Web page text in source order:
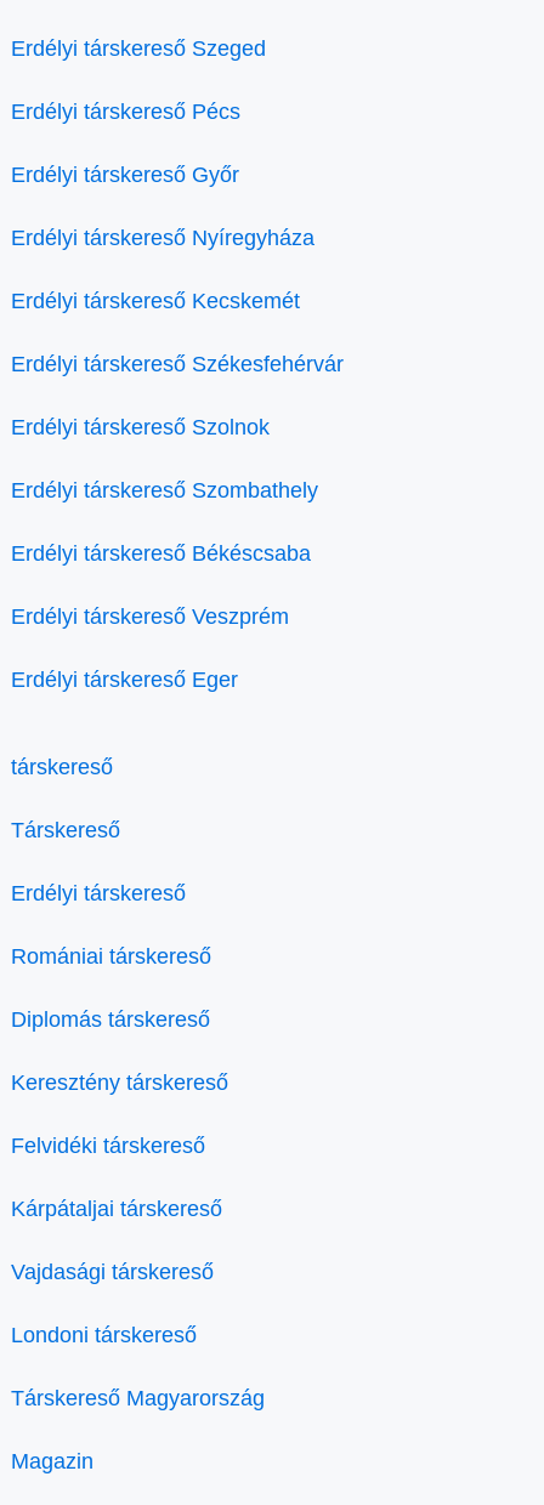
Erdélyi társkereső Szeged
Erdélyi társkereső Pécs
Erdélyi társkereső Győr
Erdélyi társkereső Nyíregyháza
Erdélyi társkereső Kecskemét
Erdélyi társkereső Székesfehérvár
Erdélyi társkereső Szolnok
Erdélyi társkereső Szombathely
Erdélyi társkereső Békéscsaba
Erdélyi társkereső Veszprém
Erdélyi társkereső Eger
társkereső
Társkereső
Erdélyi társkereső
Romániai társkereső
Diplomás társkereső
Keresztény társkereső
Felvidéki társkereső
Kárpátaljai társkereső
Vajdasági társkereső
Londoni társkereső
Társkereső Magyarország
Magazin